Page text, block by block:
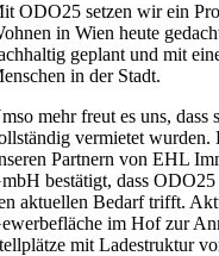
ODO25 setzen wir ein
in Wien heute
geplant und mit
in der Stadt.
mehr freut es uns, dass
vermietet wurden.
Partnern von EHL
bestätigt, dass
aktuellen Bedarf trifft.
im Hof zur
mit Ladestruktur